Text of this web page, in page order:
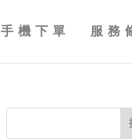
手機下單 服務